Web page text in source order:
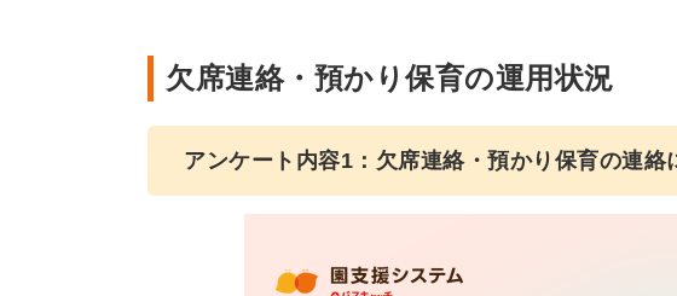
欠席連絡・預かり保育の運用状況
アンケート内容1：欠席連絡・預かり保育の連